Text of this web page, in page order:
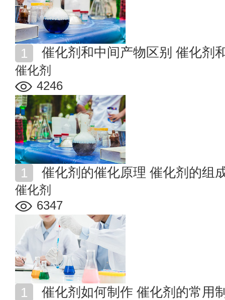
催化剂和中间产物区别 催化剂
催化剂
4246
催化剂的催化原理 催化剂的组
催化剂
6347
催化剂如何制作 催化剂的常用